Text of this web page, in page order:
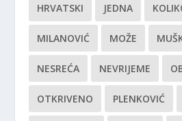
HRVATSKI JEDNA
MILANOVIĆ MOŽE
NESREĆA NEVRIJEME
OTKRIVENO PLENKOVIĆ